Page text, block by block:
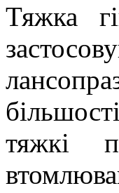
Тяжка
тяжкі